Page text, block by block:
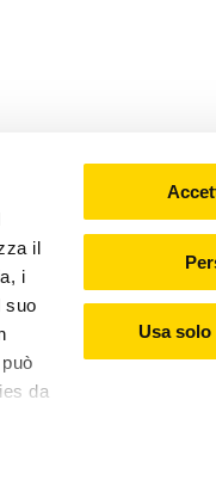
il
i
suo
da
Usa